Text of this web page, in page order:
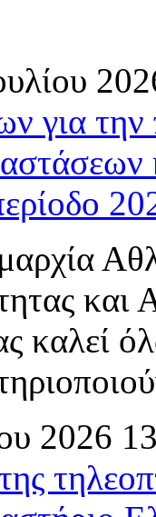
για
καλεί
2026